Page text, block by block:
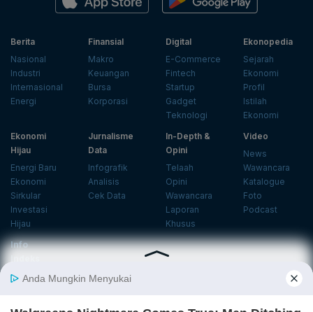
Berita
Nasional
Industri
Internasional
Energi
Finansial
Makro
Keuangan
Bursa
Korporasi
Digital
E-Commerce
Fintech
Startup
Gadget
Teknologi
Ekonopedia
Sejarah
Ekonomi
Profil
Istilah
Ekonomi
Ekonomi
Hijau
Energi Baru
Ekonomi
Sirkular
Investasi
Hijau
Jurnalisme
Data
Infografik
Analisis
Cek Data
In-Depth &
Opini
Telaah
Opini
Wawancara
Laporan
Khusus
Video
News
Wawancara
Katalogue
Foto
Podcast
Info